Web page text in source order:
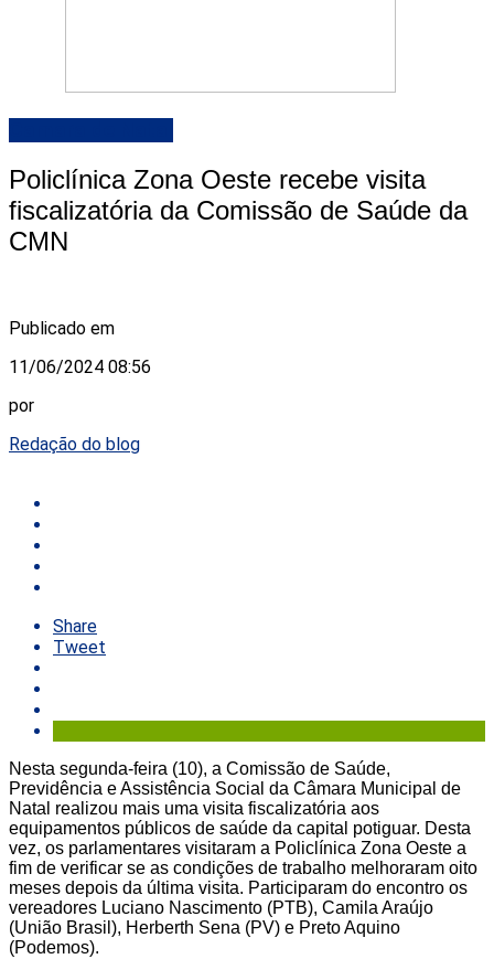
Policlínica Zona Oeste recebe visita
fiscalizatória da Comissão de Saúde da
CMN
Publicado em
11/06/2024 08:56
por
Redação do blog
Share
Tweet
Nesta segunda-feira (10), a Comissão de Saúde,
Previdência e Assistência Social da Câmara Municipal de
Natal realizou mais uma visita fiscalizatória aos
equipamentos públicos de saúde da capital potiguar. Desta
vez, os parlamentares visitaram a Policlínica Zona Oeste a
fim de verificar se as condições de trabalho melhoraram oito
meses depois da última visita. Participaram do encontro os
vereadores Luciano Nascimento (PTB), Camila Araújo
(União Brasil), Herberth Sena (PV) e Preto Aquino
(Podemos).